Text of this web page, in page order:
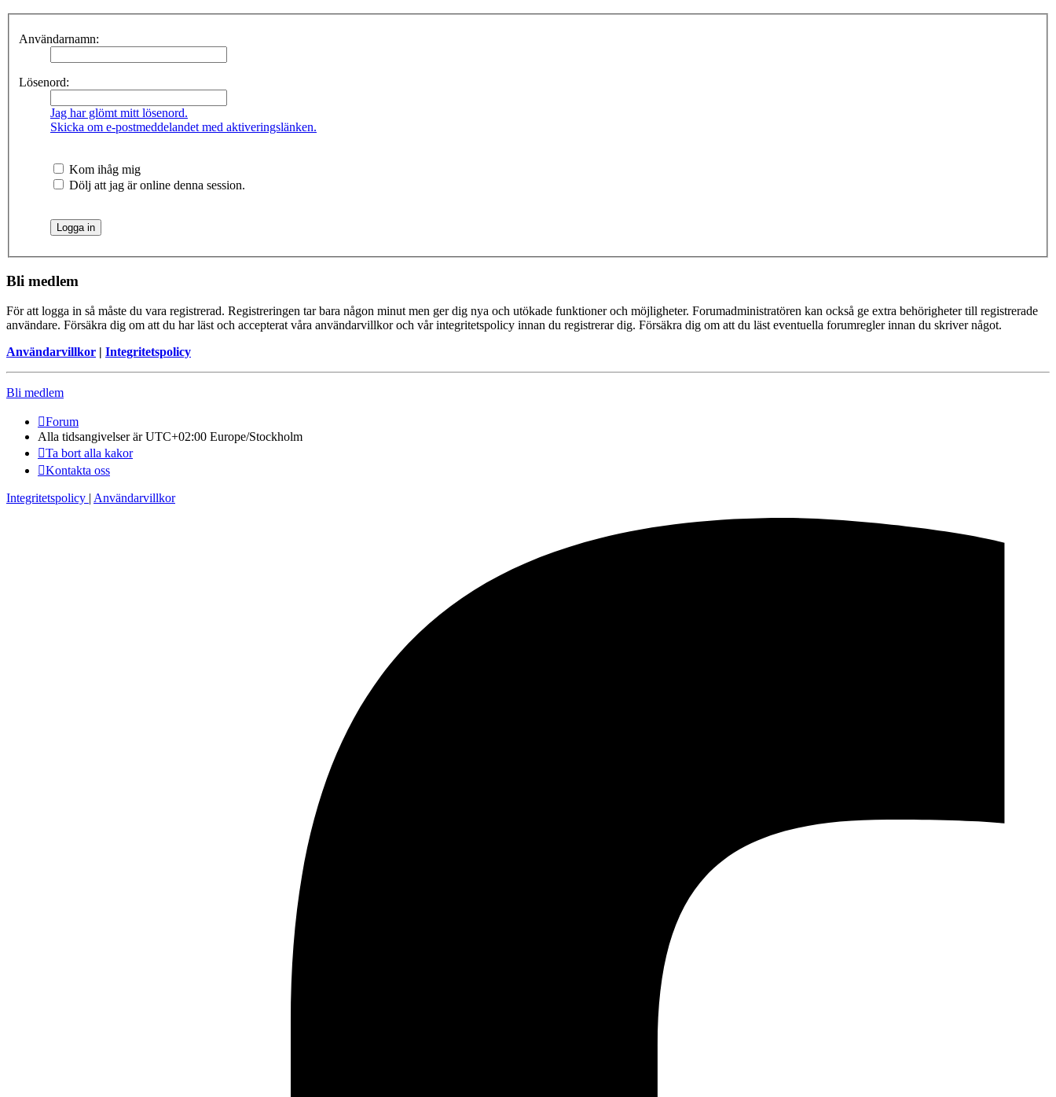
Användarnamn:
Lösenord:
Jag har glömt mitt lösenord.
Skicka om e-postmeddelandet med aktiveringslänken.
Kom ihåg mig
Dölj att jag är online denna session.
Bli medlem
För att logga in så måste du vara registrerad. Registreringen tar bara någon minut men ger dig nya och utökade funktioner och möjligheter. Forumadministratören kan också ge extra behörigheter till registrerade
användare. Försäkra dig om att du har läst och accepterat våra användarvillkor och vår integritetspolicy innan du registrerar dig. Försäkra dig om att du läst eventuella forumregler innan du skriver något.
Användarvillkor | Integritetspolicy
Bli medlem
Forum
Alla tidsangivelser är UTC+02:00 Europe/Stockholm
Ta bort alla kakor
Kontakta oss
Integritetspolicy | Användarvillkor